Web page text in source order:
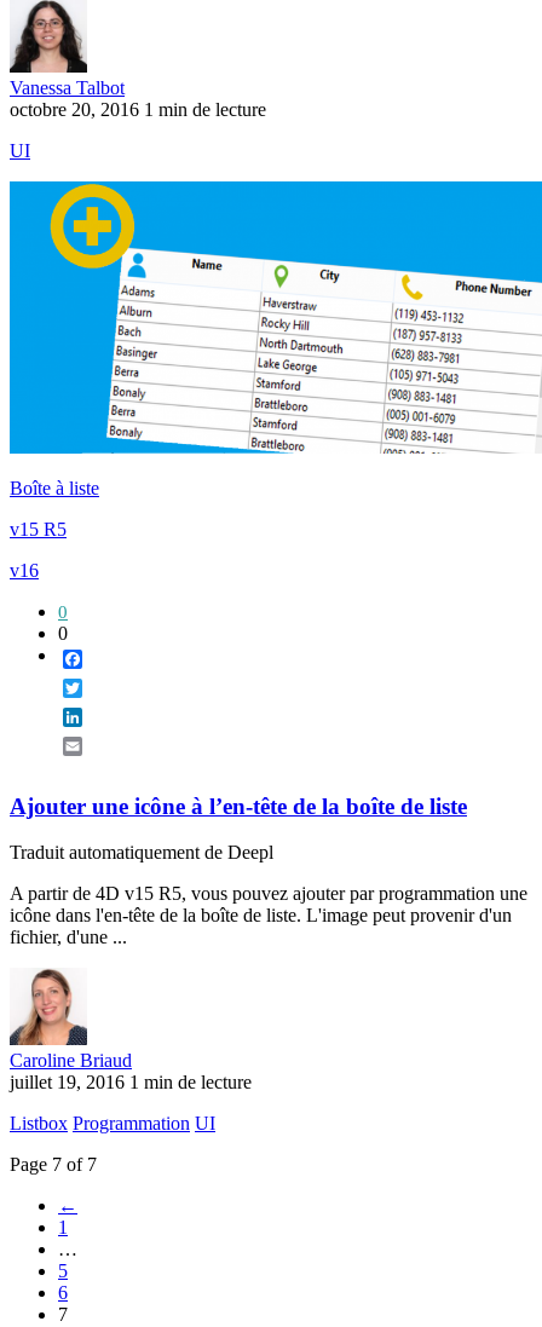
Vanessa Talbot
octobre 20, 2016 1 min de lecture
UI
Boîte à liste
v15 R5
v16
0
0
Ajouter une icône à l’en-tête de la boîte de liste
Traduit automatiquement de Deepl
A partir de 4D v15 R5, vous pouvez ajouter par programmation une
icône dans l'en-tête de la boîte de liste. L'image peut provenir d'un
fichier, d'une ...
Caroline Briaud
juillet 19, 2016 1 min de lecture
Listbox Programmation UI
Page 7 of 7
←
1
…
5
6
7